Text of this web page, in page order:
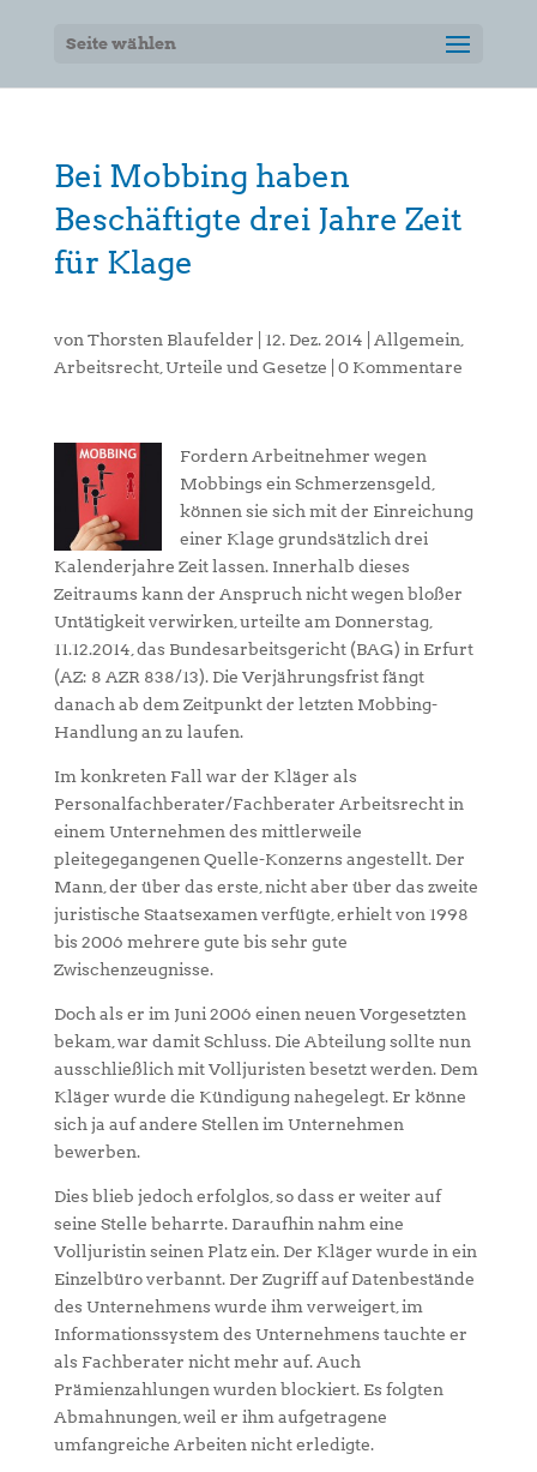
Seite wählen
Bei Mobbing haben
Beschäftigte drei Jahre Zeit
für Klage
von Thorsten Blaufelder 12. Dez. 2014 Allgemein
Arbeitsrecht, Urteile und Gesetze 0 Kommentare
Fordern Arbeitnehmer wegen
Mobbings ein Schmerzensgeld,
können sie sich mit der Einreichung
einer Klage grundsätzlich drei
Kalenderjahre Zeit lassen. Innerhalb dieses
Zeitraums kann der Anspruch nicht wegen bloßer
Untätigkeit verwirken, urteilte am Donnerstag,
11.12.2014, das Bundesarbeitsgericht (BAG) in Erfurt
(AZ: 8 AZR 838/13). Die Verjährungsfrist fängt
danach ab dem Zeitpunkt der letzten Mobbing-
Handlung an zu laufen.
Im konkreten Fall war der Kläger als
Personalfachberater/Fachberater Arbeitsrecht in
einem Unternehmen des mittlerweile
pleitegegangenen Quelle-Konzerns angestellt. Der
Mann, der über das erste, nicht aber über das zweite
juristische Staatsexamen verfügte, erhielt von 1998
bis 2006 mehrere gute bis sehr gute
Zwischenzeugnisse.
Doch als er im Juni 2006 einen neuen Vorgesetzten
bekam, war damit Schluss. Die Abteilung sollte nun
ausschließlich mit Volljuristen besetzt werden. Dem
Kläger wurde die Kündigung nahegelegt. Er könne
sich ja auf andere Stellen im Unternehmen
bewerben.
Dies blieb jedoch erfolglos, so dass er weiter auf
seine Stelle beharrte. Daraufhin nahm eine
Volljuristin seinen Platz ein. Der Kläger wurde in ein
Einzelbüro verbannt. Der Zugriff auf Datenbestände
des Unternehmens wurde ihm verweigert, im
Informationssystem des Unternehmens tauchte er
als Fachberater nicht mehr auf. Auch
Prämienzahlungen wurden blockiert. Es folgten
Abmahnungen, weil er ihm aufgetragene
umfangreiche Arbeiten nicht erledigte.